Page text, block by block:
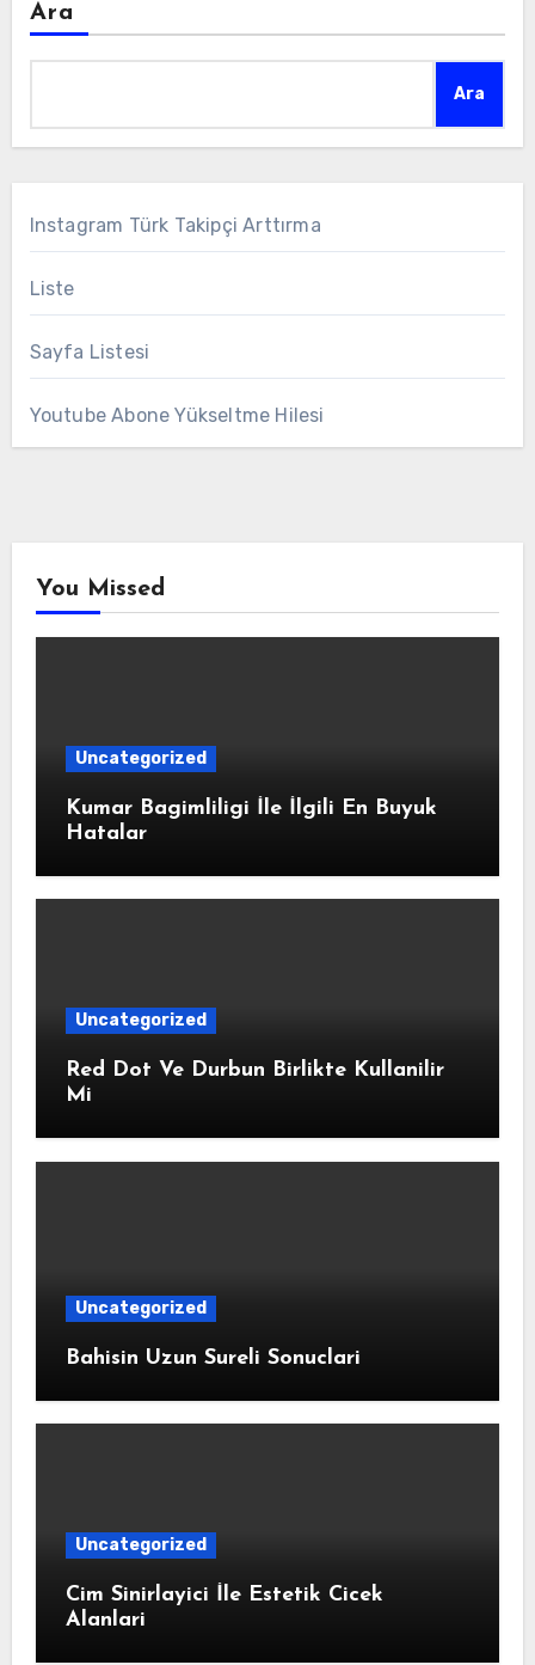
Ara
Ara
Instagram Türk Takipçi Arttırma
Liste
Sayfa Listesi
Youtube Abone Yükseltme Hilesi
You Missed
Uncategorized
Kumar Bagimliligi İle İlgili En Buyuk
Hatalar
Uncategorized
Red Dot Ve Durbun Birlikte Kullanilir
Mi
Uncategorized
Bahisin Uzun Sureli Sonuclari
Uncategorized
Cim Sinirlayici İle Estetik Cicek
Alanlari